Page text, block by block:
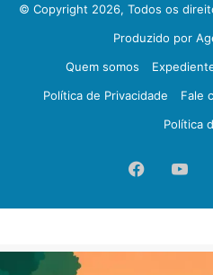
© Copyright 2026, Todos os
Produzido por
Quem somos
Política de Privacidade
Fale
Política